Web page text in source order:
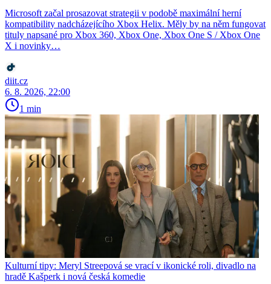
Microsoft začal prosazovat strategii v podobě maximální herní
kompatibility nadcházejícího Xbox Helix. Měly by na něm fungovat
tituly napsané pro Xbox 360, Xbox One, Xbox One S / Xbox One
X i novinky…
diit.cz
6. 8. 2026, 22:00
1 min
Kulturní tipy: Meryl Streepová se vrací v ikonické roli, divadlo na
hradě Kašperk i nová česká komedie